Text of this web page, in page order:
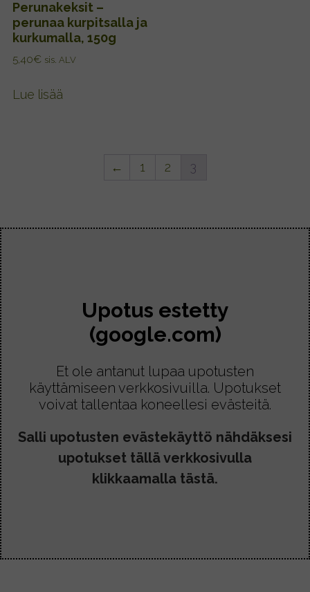
Perunakeksit –
perunaa kurpitsalla ja
kurkumalla, 150g
5,40€ sis. ALV
Lue lisää
← 1 2 3
Upotus estetty
(google.com)
Et ole antanut lupaa upotusten
käyttämiseen verkkosivuilla. Upotukset
voivat tallentaa koneellesi evästeitä.
Salli upotusten evästekäyttö nähdäksesi
upotukset tällä verkkosivulla
klikkaamalla tästä.